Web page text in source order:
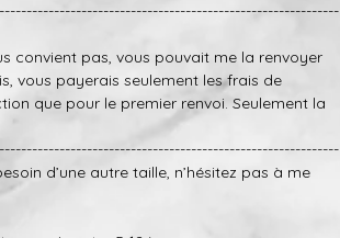
convient pas, vous pouvait me la renvoyer
, vous payerais seulement les frais de
que pour le premier renvoi. Seulement la
d’une autre taille, n’hésitez pas à me